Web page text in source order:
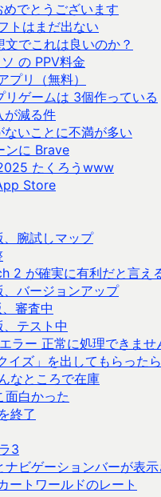
でとうございます
トはまだ出ない
でこれは良いのか？
の PPV料金
プリ（無料）
リゲームは 3個作っている
が減る件
いことに不満が多い
ンに Brave
たくろうwww
Store
腕試しマップ
2 が確実に有利だと言え
バージョンアップ
審査中
テスト中
ラー 正常に処理できませ
イズ」を出してもらった
なところで在庫
面白かった
終了
3
ナビゲーションバーが表
ートワールドのレート